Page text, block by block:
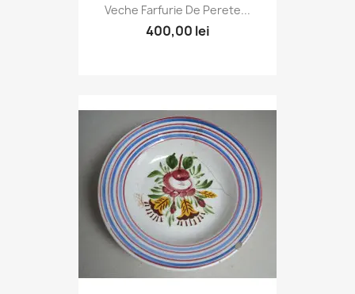
Veche Farfurie De Perete...
400,00 lei